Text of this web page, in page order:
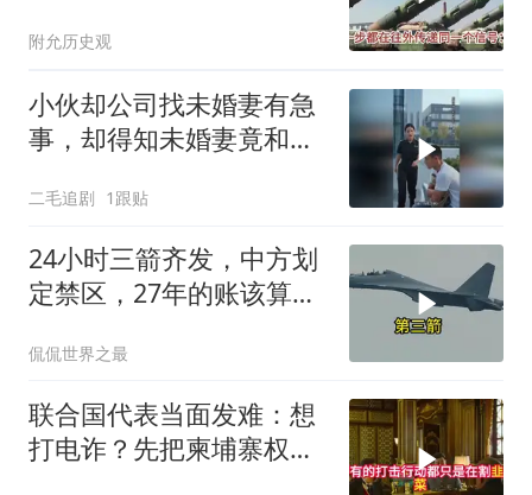
附允历史观
小伙却公司找未婚妻有急
事，却得知未婚妻竟和别
二毛追剧 1跟贴
24小时三箭齐发，中方划
定禁区，27年的账该算
侃侃世界之最
联合国代表当面发难：想
打电诈？先把柬埔寨权贵